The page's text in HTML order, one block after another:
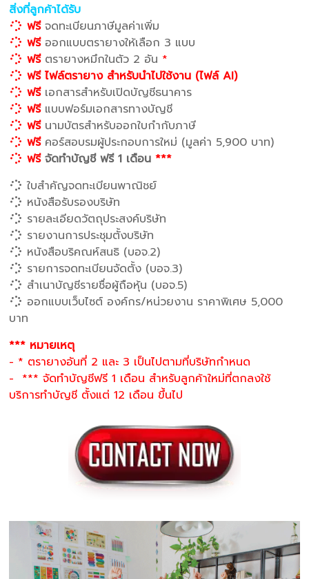
สิ่งที่ลูกค้าได้รับ
ฟรีจดทะเบียนภาษีมูลค่าเพิ่ม
ฟรีออกแบบตรายางให้เลือก 3 แบบ
ฟรีตรายางหมึกในตัว 2 อัน *
ฟรี ไฟล์ตรายาง สำหรับนำไปใช้งาน (ไฟล์ AI)
ฟรีเอกสารสำหรับเปิดบัญชีธนาคาร
ฟรีแบบฟอร์มเอกสารทางบัญชี
ฟรีนามบัตรสำหรับออกใบกำกับภาษี
ฟรีคอร์สอบรมผู้ประกอบการใหม่ (มูลค่า 5,900 บาท)
ฟรี จัดทำบัญชี ฟรี 1 เดือน***
ใบสำคัญจดทะเบียนพาณิชย์
หนังสือรับรองบริษัท
รายละเอียดวัตถุประสงค์บริษัท
รายงานการประชุมตั้งบริษัท
หนังสือบริคณห์สนธิ (บอจ.2)
รายการจดทะเบียนจัดตั้ง (บอจ.3)
สำเนาบัญชีรายชื่อผู้ถือหุ้น (บอจ.5)
ออกแบบเว็บไซต์ องค์กร/หน่วยงาน ราคาพิเศษ 5,000
บาท
*** หมายเหตุ
- * ตรายางอันที่ 2 และ 3 เป็นไปตามที่บริษัทกำหนด
- *** จัดทำบัญชีฟรี 1 เดือน สำหรับลูกค้าใหม่ที่ตกลงใช้
บริการทำบัญชี ตั้งแต่ 12 เดือน ขึ้นไป